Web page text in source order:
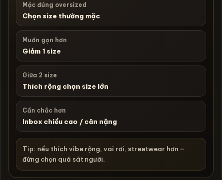
Mặc đúng oversized
Chọn size thường mặc
Muốn gọn hơn
Giảm 1 size
Giữa 2 size
Thích rộng chọn size lớn
Cần chắc hơn
Inbox chiều cao / cân nặng
Tip: nếu thích vibe rộng, vai rơi, streetwear hơn —
đừng chọn quá sát người.